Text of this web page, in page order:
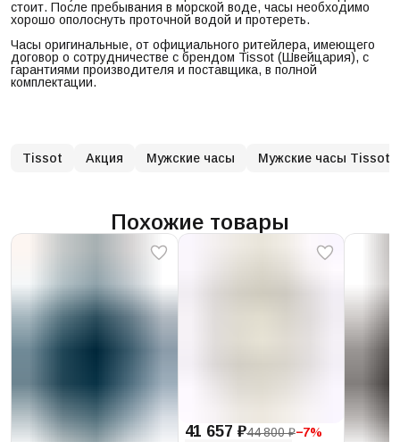
стоит. После пребывания в морской воде, часы необходимо
хорошо ополоснуть проточной водой и протереть.
Часы оригинальные, от официального ритейлера, имеющего
договор о сотрудничестве с брендом Tissot (Швейцария), с
гарантиями производителя и поставщика, в полной
комплектации.
Tissot Акция Мужские часы Мужские часы Tissot
Похожие товары
41 657 ₽44 800 ₽−7%